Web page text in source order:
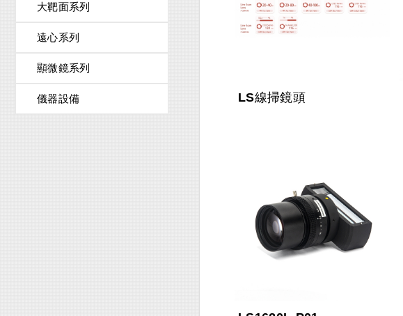
大靶面系列
遠心系列
顯微鏡系列
儀器設備 LS線掃鏡頭